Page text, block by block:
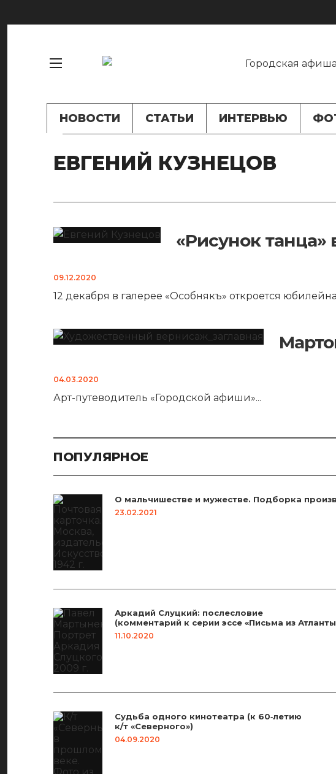
НОВОСТИ СТАТЬИ ИНТЕРВЬЮ
ЕВГЕНИЙ КУЗНЕЦОВ
«Рисунок танца»
09.12.2020
12 декабря в галерее «Особнякъ» откроется
04.03.2020
Арт-путеводитель «Городской афиши»...
ПОПУЛЯРНОЕ
О мальчишестве и мужестве. Подборка
23.02.2021
Аркадий Слуцкий: послесловие
(комментарий к серии эссе «Письма из
11.10.2020
Судьба одного кинотеатра (к 60‑летию
к/т «Северного»)
04.09.2020